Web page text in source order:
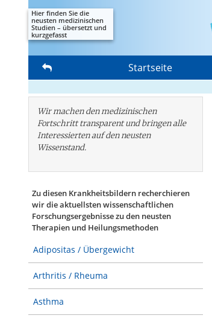
Hier finden Sie die
neusten medizinischen
Studien – übersetzt und
kurzgefasst
Startseite
Wir machen den medizinischen
Fortschritt transparent und bringen alle
Interessierten auf den neusten
Wissenstand.
Zu diesen Krankheitsbildern recherchieren
wir die aktuellsten wissenschaftlichen
Forschungs­ergebnisse zu den neusten
Therapien und Heilungsmethoden
Adipositas / Übergewicht
Arthritis / Rheuma
Asthma